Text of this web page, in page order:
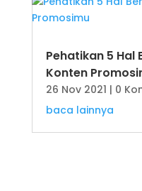
Pehatikan 5 Hal
Konten
26 Nov 2021 | 0
baca lainnya